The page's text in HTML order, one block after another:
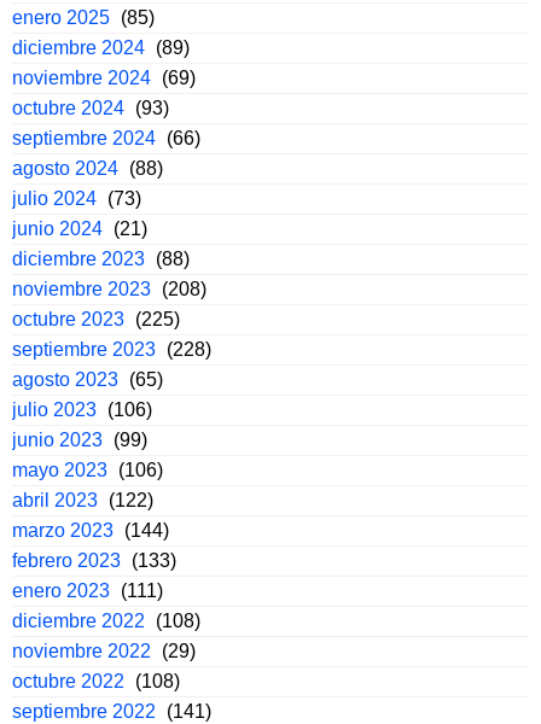
enero 2025 (85)
diciembre 2024 (89)
noviembre 2024 (69)
octubre 2024 (93)
septiembre 2024 (66)
agosto 2024 (88)
julio 2024 (73)
junio 2024 (21)
diciembre 2023 (88)
noviembre 2023 (208)
octubre 2023 (225)
septiembre 2023 (228)
agosto 2023 (65)
julio 2023 (106)
junio 2023 (99)
mayo 2023 (106)
abril 2023 (122)
marzo 2023 (144)
febrero 2023 (133)
enero 2023 (111)
diciembre 2022
(108)
noviembre 2022
(29)
octubre 2022
(108)
septiembre 2022
(141)